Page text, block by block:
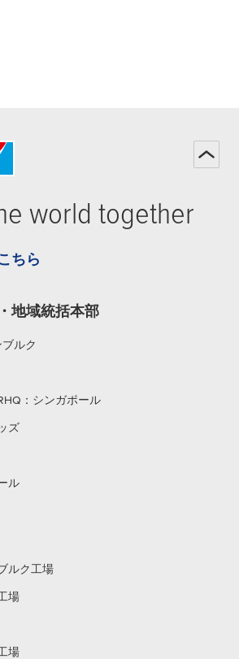
world together
ちら
地域統括本部
ルク
：シンガポール
ズ
ル
ルク工場
場
場